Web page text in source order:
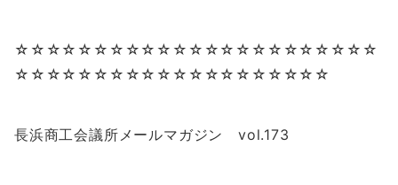
☆☆☆☆☆☆☆☆☆☆☆☆☆☆☆☆☆☆☆☆☆☆☆
☆☆☆☆☆☆☆☆☆☆☆☆☆☆☆☆☆☆☆☆
長浜商工会議所メールマガジン vol.173